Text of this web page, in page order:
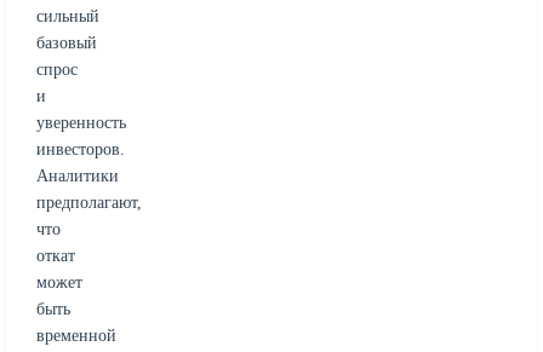
сильный
базовый
спрос
и
уверенность
инвесторов.
Аналитики
предполагают,
что
откат
может
быть
временной